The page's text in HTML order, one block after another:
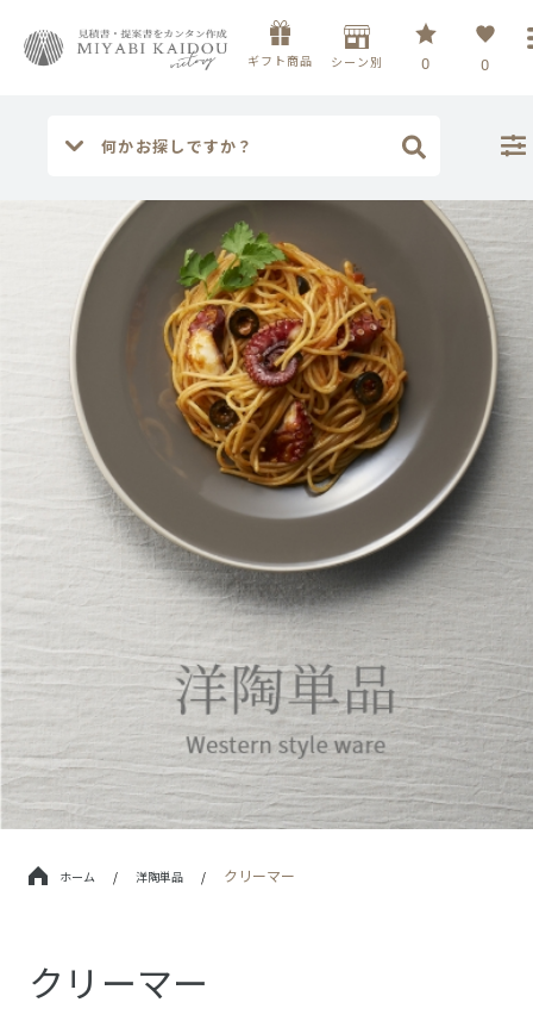
ギフト商品 シーン別 0 0
ホーム / 洋陶単品 / クリーマー
クリーマー